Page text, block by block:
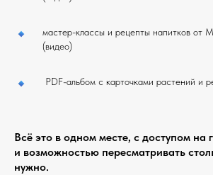
мастер-классы и рецепты напитков от
(видео)
PDF-альбом с карточками растений и
Всё это в одном месте, с доступом на
и возможностью пересматривать
нужно.